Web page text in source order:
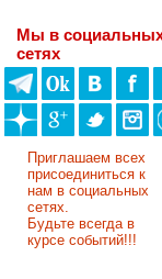
Мы в
сетях
Приглашаем всех
присоединиться к
нам в социальных
сетях.
Будьте всегда в
курсе событий!!!